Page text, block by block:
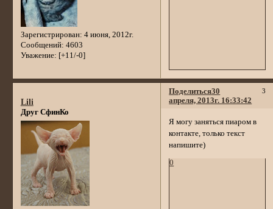
Зарегистрирован: 4 июня, 2012г.
Сообщений: 4603
Уважение: [+11/-0]
Поделиться 3
30
апреля, 2013г. 16:33:42
Lili
Друг СфинКо
Я могу заняться пиаром в
контакте, только текст
напишите)
0